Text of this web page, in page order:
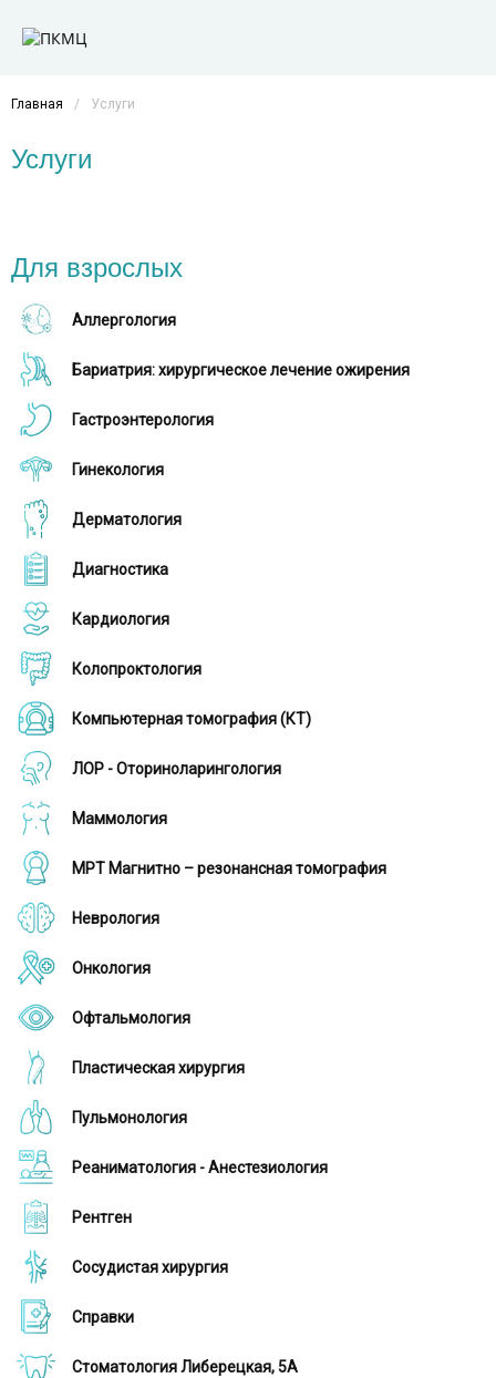
Главная / Услуги
Услуги
Для взрослых
Аллергология
Бариатрия: хирургическое лечение ожирения
Гастроэнтерология
Гинекология
Дерматология
Диагностика
Кардиология
Колопроктология
Компьютерная томография (КТ)
ЛОР - Оториноларингология
Маммология
МРТ Магнитно – резонансная томография
Неврология
Онкология
Офтальмология
Пластическая хирургия
Пульмонология
Реаниматология - Анестезиология
Рентген
Сосудистая хирургия
Справки
Стоматология Либерецкая, 5А